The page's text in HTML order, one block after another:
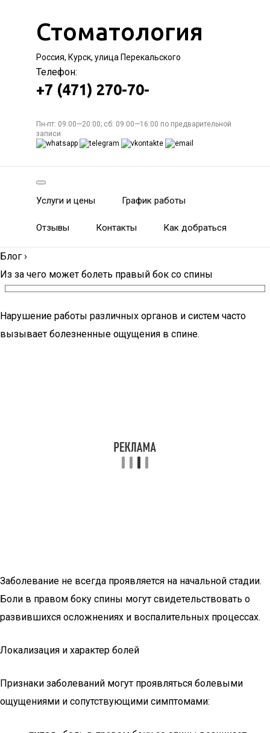
Стоматология
Россия, Курск, улица Перекальского
Телефон:
+7 (471) 270-70-
Пн-пт: 09:00—20:00; сб: 09:00—16:00 по предварительной
записи
Услуги и цены График работы
Отзывы Контакты Как добраться
Блог ›
Из за чего может болеть правый бок со спины
Нарушение работы различных органов и систем часто
вызывает болезненные ощущения в спине.
Заболевание не всегда проявляется на начальной стадии.
Боли в правом боку спины могут свидетельствовать о
развившихся осложнениях и воспалительных процессах.
Локализация и характер болей
Признаки заболеваний могут проявляться болевыми
ощущениями и сопутствующими симптомами: